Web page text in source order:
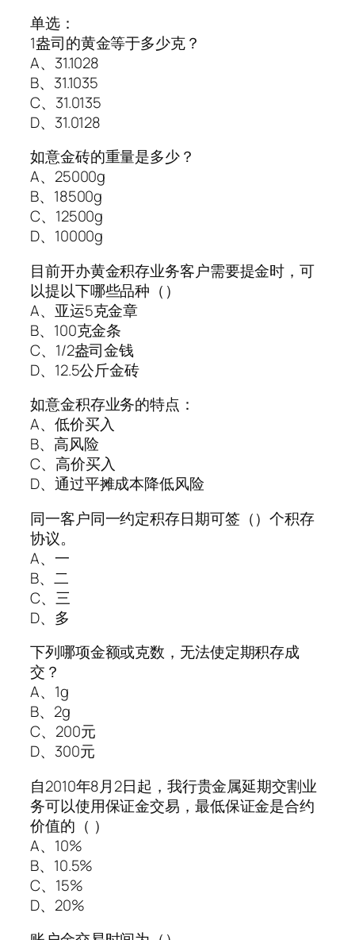
单选：
1盎司的黄金等于多少克？
A、31.1028
B、31.1035
C、31.0135
D、31.0128
如意金砖的重量是多少？
A、25000g
B、18500g
C、12500g
D、10000g
目前开办黄金积存业务客户需要提金时，可
以提以下哪些品种（）
A、亚运5克金章
B、100克金条
C、1/2盎司金钱
D、12.5公斤金砖
如意金积存业务的特点：
A、低价买入
B、高风险
C、高价买入
D、通过平摊成本降低风险
同一客户同一约定积存日期可签（）个积存
协议。
A、一
B、二
C、三
D、多
下列哪项金额或克数，无法使定期积存成
交？
A、1g
B、2g
C、200元
D、300元
自2010年8月2日起，我行贵金属延期交割业
务可以使用保证金交易，最低保证金是合约
价值的（ ）
A、10%
B、10.5%
C、15%
D、20%